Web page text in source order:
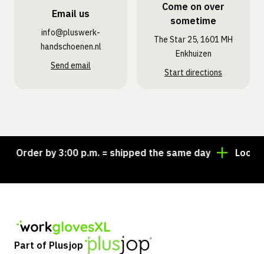
Email us
info@pluswerk­
handschoenen.nl
Send email
Come on over
sometime
The Star 25, 1601 MH
Enkhuizen
Start directions
Order by 3:00 p.m. = shipped the same day Looking
Part of Plusjop